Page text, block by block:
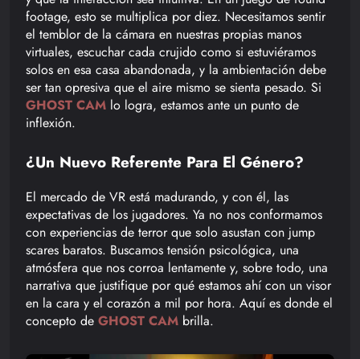
footage, esto se multiplica por diez. Necesitamos sentir
el temblor de la cámara en nuestras propias manos
virtuales, escuchar cada crujido como si estuviéramos
solos en esa casa abandonada, y la ambientación debe
ser tan opresiva que el aire mismo se sienta pesado. Si
GHOST CAM lo logra, estamos ante un punto de
inflexión.
¿Un Nuevo Referente Para El Género?
El mercado de VR está madurando, y con él, las
expectativas de los jugadores. Ya no nos conformamos
con experiencias de terror que solo asustan con jump
scares baratos. Buscamos tensión psicológica, una
atmósfera que nos corroa lentamente y, sobre todo, una
narrativa que justifique por qué estamos ahí con un visor
en la cara y el corazón a mil por hora. Aquí es donde el
concepto de GHOST CAM brilla.